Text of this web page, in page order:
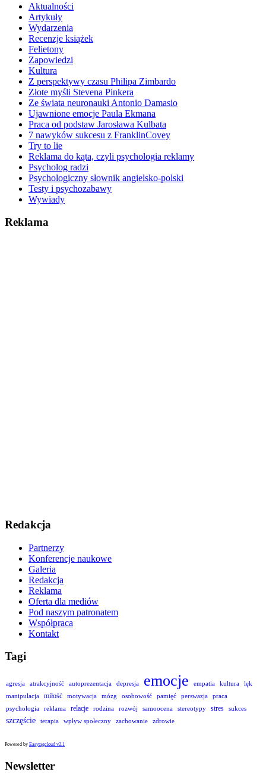
Aktualności
Artykuły
Wydarzenia
Recenzje książek
Felietony
Zapowiedzi
Kultura
Z perspektywy czasu Philipa Zimbardo
Złote myśli Stevena Pinkera
Ze świata neuronauki Antonio Damasio
Ujawnione emocje Paula Ekmana
Praca od podstaw Jarosława Kulbata
7 nawyków sukcesu z FranklinCovey
Try to lie
Reklama do kąta, czyli psychologia reklamy
Psycholog radzi
Psychologiczny słownik angielsko-polski
Testy i psychozabawy
Wywiady
Reklama
Redakcja
Partnerzy
Konferencje naukowe
Galeria
Redakcja
Reklama
Oferta dla mediów
Pod naszym patronatem
Współpraca
Kontakt
Tagi
agresja atrakcyjność autoprezentacja depresja emocje empatia kultura
lęk
manipulacja
miłość motywacja mózg osobowość pamięć perswazja
praca
psychologia
reklama relacje rodzina rozwój samoocena stereotypy stres sukces
szczęście terapia wpływ społeczny zachowanie zdrowie
Powered by Easytagcloud v2.1
Newsletter